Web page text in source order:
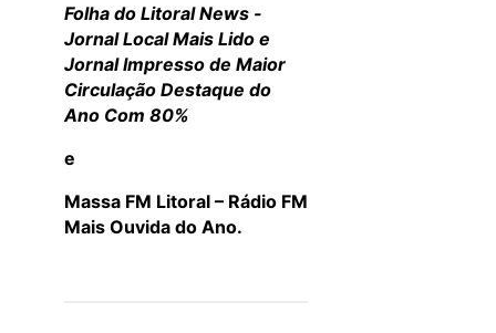
Folha do Litoral News -
Jornal Local Mais Lido e
Jornal Impresso de Maior
Circulação Destaque do
Ano Com 80%
e
Massa FM Litoral – Rádio FM
Mais Ouvida do Ano.